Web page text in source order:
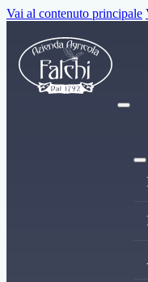
Vai al contenuto principale